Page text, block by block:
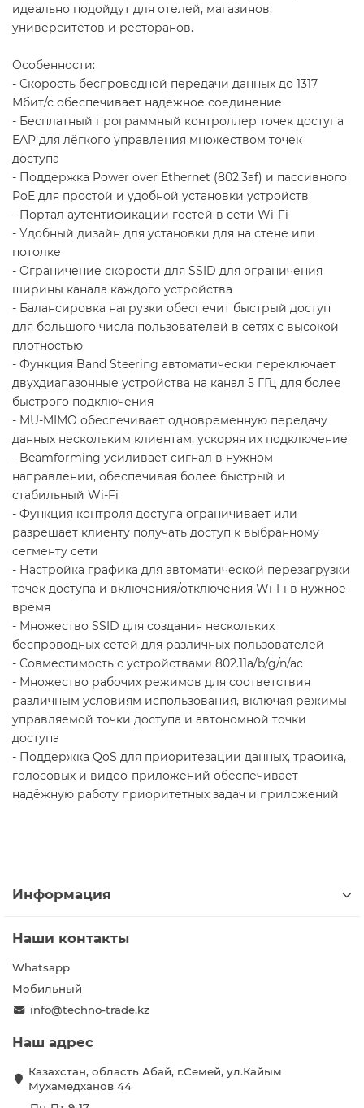
идеально подойдут для отелей, магазинов,
университетов и ресторанов.
Особенности:
- Скорость беспроводной передачи данных до 1317
Мбит/с обеспечивает надёжное соединение
- Бесплатный программный контроллер точек доступа
EAP для лёгкого управления множеством точек
доступа
- Поддержка Power over Ethernet (802.3af) и пассивного
PoE для простой и удобной установки устройств
- Портал аутентификации гостей в сети Wi-Fi
- Удобный дизайн для установки для на стене или
потолке
- Ограничение скорости для SSID для ограничения
ширины канала каждого устройства
- Балансировка нагрузки обеспечит быстрый доступ
для большого числа пользователей в сетях с высокой
плотностью
- Функция Band Steering автоматически переключает
двухдиапазонные устройства на канал 5 ГГц для более
быстрого подключения
- MU-MIMO обеспечивает одновременную передачу
данных нескольким клиентам, ускоряя их подключение
- Beamforming усиливает сигнал в нужном
направлении, обеспечивая более быстрый и
стабильный Wi-Fi
- Функция контроля доступа ограничивает или
разрешает клиенту получать доступ к выбранному
сегменту сети
- Настройка графика для автоматической перезагрузки
точек доступа и включения/отключения Wi-Fi в нужное
время
- Множество SSID для создания нескольких
беспроводных сетей для различных пользователей
- Совместимость с устройствами 802.11a/b/g/n/ac
- Множество рабочих режимов для соответствия
различным условиям использования, включая режимы
управляемой точки доступа и автономной точки
доступа
- Поддержка QoS для приоритезации данных, трафика,
голосовых и видео-приложений обеспечивает
надёжную работу приоритетных задач и приложений
Информация
Наши контакты
Whatsapp
Мобильный
info@techno-trade.kz
Наш адрес
Казахстан, область Абай, г.Семей, ул.Кайым
Мухамедханов 44